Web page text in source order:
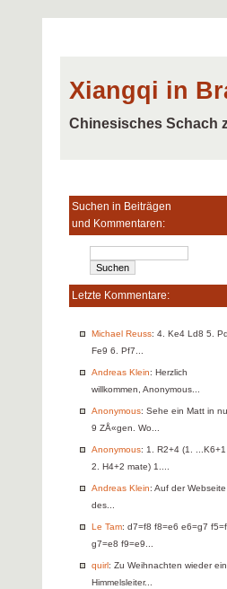
Xiangqi in
Chinesisches Schach
Suchen in Beiträgen
und Kommentaren:
Letzte Kommentare:
Michael Reuss: 4. Ke4 Ld8 5.
Fe9 6. Pf7...
Andreas Klein: Herzlich
willkommen, Anonymous...
Anonymous: Sehe ein Matt in
9 ZÅ«gen. Wo...
Anonymous: 1. R2+4 (1. ...K6+1
2. H4+2 mate) 1....
Andreas Klein: Auf der Webseite
des...
Le Tam: d7=f8 f8=e6 e6=g7
g7=e8 f9=e9...
quirl: Zu Weihnachten wieder
Himmelsleiter...